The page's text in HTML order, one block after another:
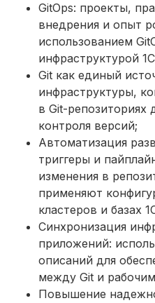
GitOps: проекты,
внедрения и опыт
использованием
инфраструктурой
Git как единый
инфраструктуры,
в Git-репозиториях
контроля версий;
Автоматизация
триггеры и
изменения в
применяют
кластеров и базах
Синхронизация
приложений:
описаний для
между Git и
Повышение